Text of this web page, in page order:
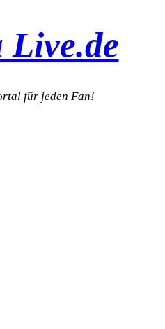
für jeden Fan!